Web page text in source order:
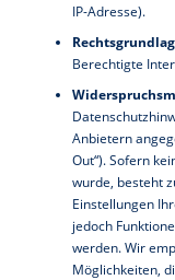
IP-Adresse).
Berechtigte
Anbietern
Out“). Sofern
wurde, besteht
Einstellungen
jedoch
werden. Wir
Möglichkeiten,